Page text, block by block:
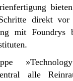
direkt
mit Foundrys
alle